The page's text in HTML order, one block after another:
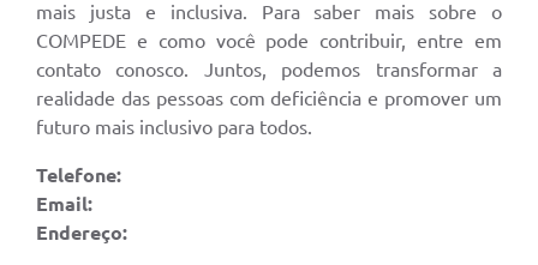
mais justa e inclusiva. Para saber mais sobre o
COMPEDE e como você pode contribuir, entre em
contato conosco. Juntos, podemos transformar a
realidade das pessoas com deficiência e promover um
futuro mais inclusivo para todos.
Telefone:
Email:
Endereço: